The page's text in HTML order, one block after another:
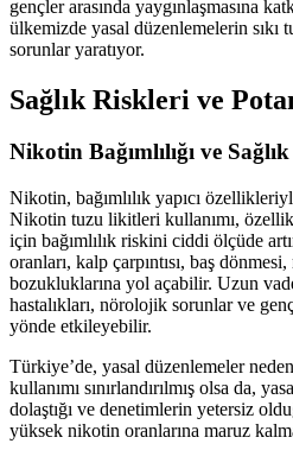
gençler arasında yaygınlaşmasına
ülkemizde yasal düzenlemelerin sıkı
sorunlar yaratıyor.
Sağlık Riskleri ve
Nikotin Bağımlılığı ve
Nikotin, bağımlılık yapıcı
Nikotin tuzu likitleri kullanımı,
için bağımlılık riskini ciddi ölçüde
oranları, kalp çarpıntısı, baş
bozukluklarına yol açabilir. Uzun
hastalıkları, nörolojik sorunlar ve
yönde etkileyebilir.
Türkiye’de, yasal düzenlemeler
kullanımı sınırlandırılmış olsa da,
dolaştığı ve denetimlerin yetersiz
yüksek nikotin oranlarına maruz